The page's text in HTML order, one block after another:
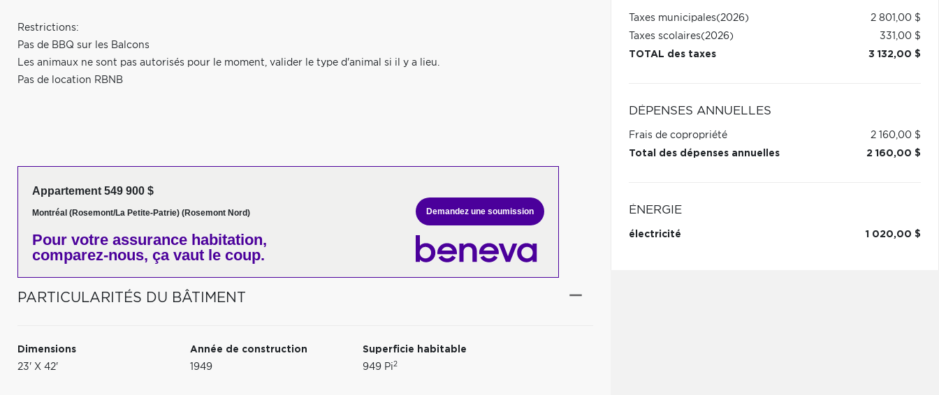
Restrictions:
Pas de BBQ sur les Balcons
Les animaux ne sont pas autorisés pour le moment, valider le type d'animal si il y a lieu.
Pas de location RBNB
Appartement 549 900 $
Montréal (Rosemont/La Petite-Patrie) (Rosemont Nord)
Pour votre assurance habitation,
comparez-nous, ça vaut le coup.
Demandez une soumission
PARTICULARITÉS DU BÂTIMENT
Dimensions
23' X 42'
Année de construction
1949
Superficie habitable
949 Pi2
Taxes municipales(2026)
2 801,00 $
Taxes scolaires(2026)
331,00 $
TOTAL des taxes
3 132,00 $
DÉPENSES ANNUELLES
Frais de copropriété
2 160,00 $
Total des dépenses annuelles
2 160,00 $
ÉNERGIE
électricité 1 020,00 $